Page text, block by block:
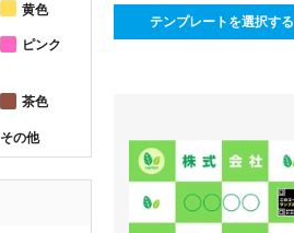
黄色
ピンク
茶色
その他
テンプレートを選択する